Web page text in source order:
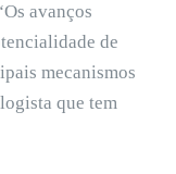
avanços
de
mecanismos
que tem